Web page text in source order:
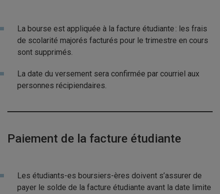
La bourse est appliquée à la facture étudiante : les frais
de scolarité majorés facturés pour le trimestre en cours
sont supprimés.
La date du versement sera confirmée par courriel aux
personnes récipiendaires.
Paiement de la facture étudiante
Les étudiants-es boursiers-ères doivent s’assurer de
payer le solde de la facture étudiante avant la date limite